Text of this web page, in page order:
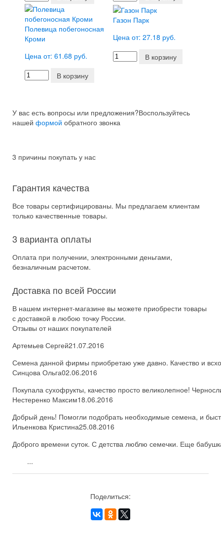
Полевица побегоносная
Кроми
Цена от: 61.68 руб.
В корзину
Газон Парк
Цена от: 27.18 руб.
В корзину
У вас есть вопросы или предложения?Воспользуйтесь
нашей формой обратного звонка
3 причины покупать у нас
Гарантия качества
Все товары сертифицированы. Мы предлагаем клиентам
только качественные товары.
3 варианта оплаты
Оплата при получении, электронными деньгами,
безналичным расчетом.
Доставка по всей России
В нашем интернет-магазине вы можете приобрести товары
с доставкой в любою точку России.
Отзывы от наших покупателей
Артемьев Сергей21.07.2016
Семена данной фирмы приобретаю уже давно. Качество и
Синцова Ольга02.06.2016
Покупала сухофрукты, качество просто великолепное!
Нестеренко Максим18.06.2016
Добрый день! Помогли подобрать необходимые семена, и
Ильенкова Кристина25.08.2016
Доброго времени суток. С детства люблю семечки. Еще
...
Поделиться: